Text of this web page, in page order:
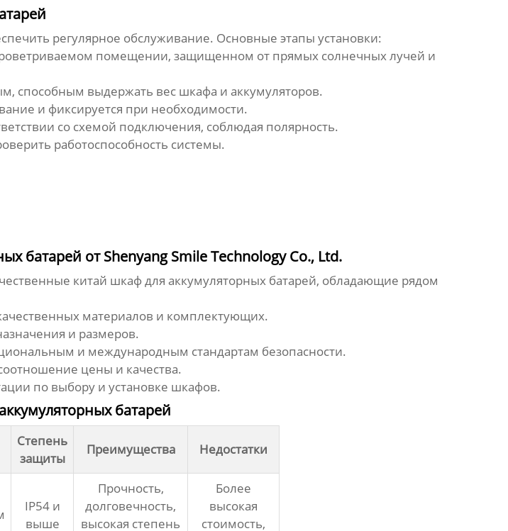
регулярное обслуживание. Основные этапы установки:
помещении, защищенном от прямых солнечных лучей и
способным выдержать вес шкафа и аккумуляторов.
и фиксируется при необходимости.
со схемой подключения, соблюдая полярность.
работоспособность системы.
батарей от Shenyang Smile Technology Co., Ltd.
китай шкаф для аккумуляторных батарей, обладающие рядом
материалов и комплектующих.
и размеров.
и международным стандартам безопасности.
цены и качества.
по выбору и установке шкафов.
батарей
Степень
защиты
Преимущества Недостатки
IP54 и
выше
Прочность,
долговечность,
высокая степень
Более
высокая
стоимость,